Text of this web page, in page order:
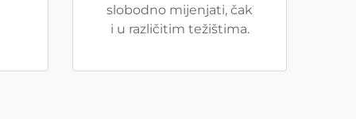
slobodno mijenjati, čak
i u različitim težištima.